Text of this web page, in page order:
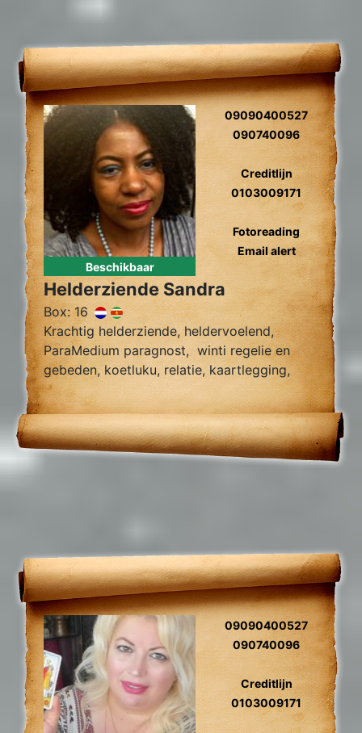
Beschikbaar
09090400527
090740096
Creditlijn
0103009171
Fotoreading
Email alert
Helderziende Sandra
Box: 16
Krachtig helderziende, heldervoelend,
ParaMedium paragnost, winti regelie en
gebeden, koetluku, relatie, kaartlegging,
fotoreading, zielsliefde, tweelingzielen,
toekomst voorspelling, relatie herstel,
gidscontact.
09090400527
090740096
Creditlijn
0103009171